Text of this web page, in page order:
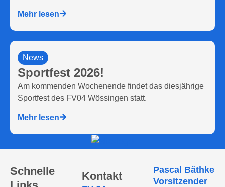
Mehr lesen
News
Sportfest 2026!
Am kommenden Wochenende findet das diesjährige
Sportfest des FV04 Wössingen statt.
Mehr lesen
Schnelle
Kontakt
Pascal Bäthke
Vorsitzender